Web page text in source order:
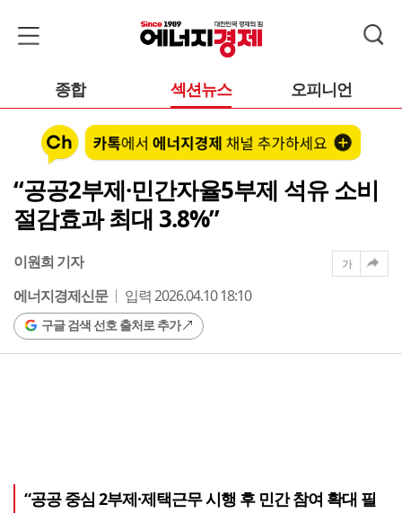
종합 섹션뉴스 오피니언
“공공2부제·민간자율5부제 석유 소비
절감효과 최대 3.8%”
이원희 기자
에너지경제신문
입력 2026.04.10 18:10
구글 검색 선호 출처로 추가
가
“공공 중심 2부제·제택근무 시행 후 민간 참여 확대 필